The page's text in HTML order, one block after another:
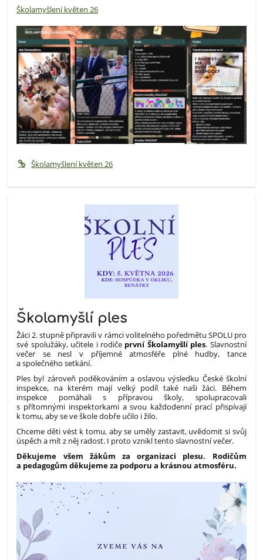
Školamyšlení květen 26
Školamyšlení květen 26
Školamyšlí ples
Žáci 2. stupně připravili v rámci volitelného poředmětu SPOLU pro
své spolužáky, učitele i rodiče první Školamyšlí ples. Slavnostní
večer se nesl v příjemné atmosféře plné hudby, tance
a společného setkání.
Ples byl zároveň poděkováním a oslavou výsledku České školní
inspekce, na kterém mají velký podíl také naši žáci. Během
inspekce pomáhali s přípravou školy, spolupracovali
s přítomnými inspektorkami a svou každodenní prací přispívají
k tomu, aby se ve škole dobře učilo i žilo.
Chceme děti vést k tomu, aby se uměly zastavit, uvědomit si svůj
úspěch a mít z něj radost. I proto vznikl tento slavnostní večer.
Děkujeme všem žákům za organizaci plesu. Rodičům
a pedagogům děkujeme za podporu a krásnou atmosféru.